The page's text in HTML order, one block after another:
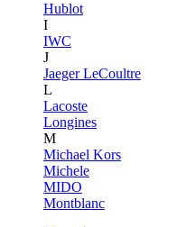
Hublot
I
IWC
J
Jaeger LeCoultre
L
Lacoste
Longines
M
Michael Kors
Michele
MIDO
Montblanc